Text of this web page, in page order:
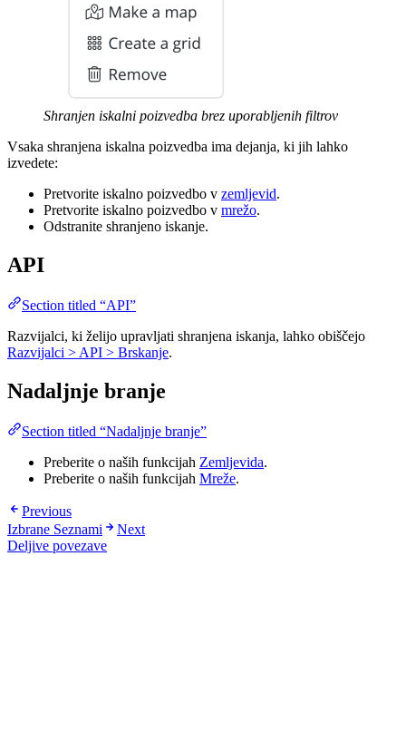
Shranjen iskalni poizvedba brez uporabljenih filtrov
Vsaka shranjena iskalna poizvedba ima dejanja, ki jih lahko
izvedete:
Pretvorite iskalno poizvedbo v zemljevid.
Pretvorite iskalno poizvedbo v mrežo.
Odstranite shranjeno iskanje.
API
Section titled “API”
Razvijalci, ki želijo upravljati shranjena iskanja, lahko obiščejo
Razvijalci > API > Brskanje.
Nadaljnje branje
Section titled “Nadaljnje branje”
Preberite o naših funkcijah Zemljevida.
Preberite o naših funkcijah Mreže.
Previous
Izbrane Seznami
Next
Deljive povezave